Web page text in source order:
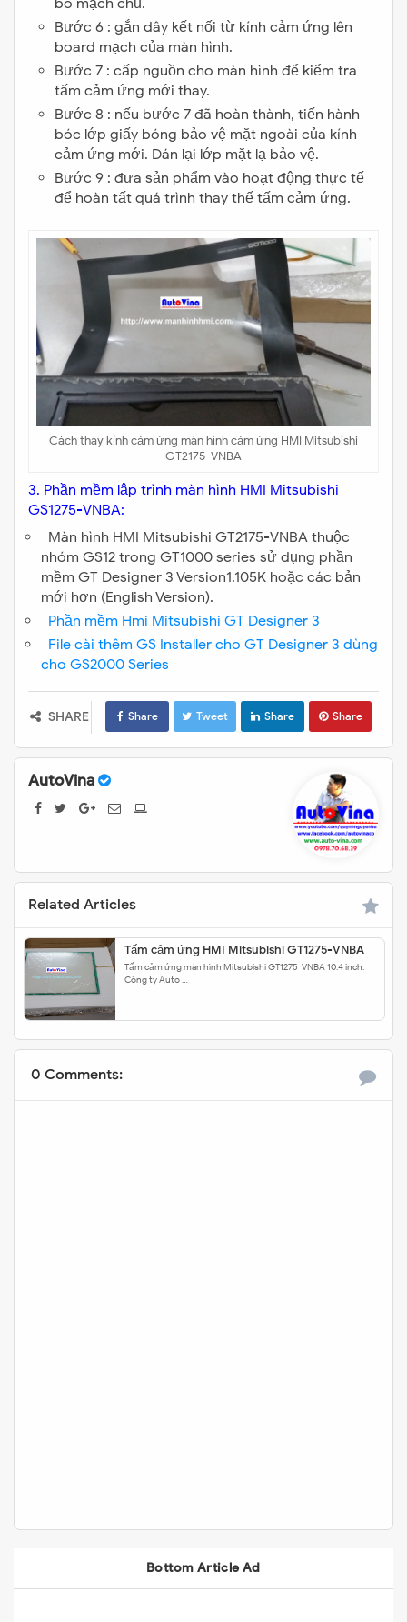
Bước 6 : gắn dây kết nối từ kính cảm ứng lên
board mạch của màn hình.
Bước 7 : cấp nguồn cho màn hình để kiểm tra
tấm cảm ứng mới thay.
Bước 8 : nếu bước 7 đã hoàn thành, tiến hành
bóc lớp giấy bóng bảo vệ mặt ngoài của kính
cảm ứng mới. Dán lại lớp mặt lạ bảo vệ.
Bước 9 : đưa sản phẩm vào hoạt động thực tế
để hoàn tất quá trình thay thế tấm cảm ứng.
Cách thay kính cảm ứng màn hình cảm ứng HMI Mitsubishi
GT2175-VNBA
3. Phần mềm lập trình màn hình HMI Mitsubishi
GS1275-VNBA:
Màn hình HMI Mitsubishi GT2175-VNBA thuộc
nhóm GS12 trong GT1000 series sử dụng phần
mềm GT Designer 3 Version1.105K hoặc các bản
mới hơn (English Version).
Phần mềm Hmi Mitsubishi GT Designer 3
File cài thêm GS Installer cho GT Designer 3 dùng
cho GS2000 Series
SHARE Share Tweet Share Share
AutoVina
Related Articles
Tấm cảm ứng HMI Mitsubishi GT1275-VNBA
Tấm cảm ứng màn hình Mitsubishi GT1275-VNBA 10.4 inch.
Công ty Auto …
0 Comments:
Bottom Article Ad